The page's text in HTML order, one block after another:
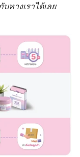
ทางเราได้เลย